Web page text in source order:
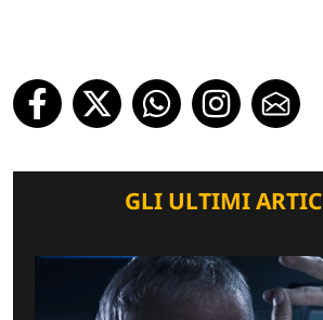
GLI ULTIMI